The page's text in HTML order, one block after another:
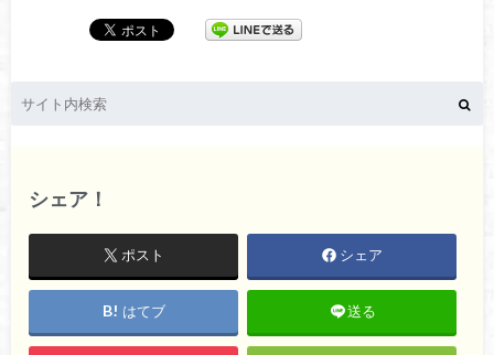
シェア！
ポスト シェア
はてブ 送る